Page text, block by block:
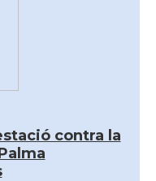
contra la